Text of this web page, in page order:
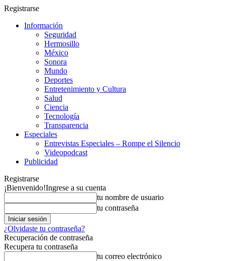
Registrarse
Información
Seguridad
Hermosillo
México
Sonora
Mundo
Deportes
Entretenimiento y Cultura
Salud
Ciencia
Tecnología
Transparencia
Especiales
Entrevistas Especiales – Rompe el Silencio
Videopodcast
Publicidad
Registrarse
¡Bienvenido!Ingrese a su cuenta
tu nombre de usuario
tu contraseña
¿Olvidaste tu contraseña?
Recuperación de contraseña
Recupera tu contraseña
tu correo electrónico